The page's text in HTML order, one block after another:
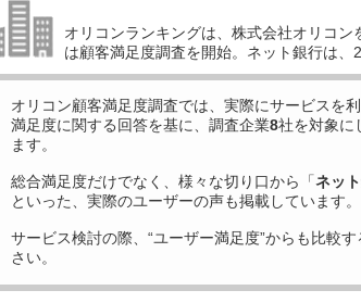
オリコンランキングは、株式会社オリコ
は顧客満足度調査を開始。ネット銀行は、
オリコン顧客満足度調査では、実際にサービスを
満足度に関する回答を基に、調査企業8社を対象に
ます。
総合満足度だけでなく、様々な切り口から「ネッ
といった、実際のユーザーの声も掲載しています。
サービス検討の際、“ユーザー満足度”からも比較す
さい。